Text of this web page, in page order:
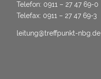
Telefon: 0911 – 27 47 69-0
Telefax: 0911 – 27 47 69-3
leitung@treffpunkt-nbg.de